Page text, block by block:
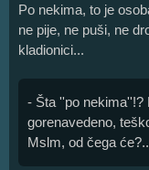
Po nekima, to je
ne pije, ne puši, ne
kladionici...
- Šta ''po nekima''!?
gorenavedeno,
Mslm, od čega